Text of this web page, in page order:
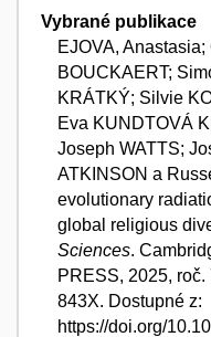
Vybrané publikace
EJOVA,
BOUCKAERT;
KRÁTKÝ; Silvie
Eva KUNDTOVÁ
Joseph WATTS;
ATKINSON a
evolutionary
global religious
Sciences.
PRESS, 2025,
843X. Dostupné z:
https://doi.org/